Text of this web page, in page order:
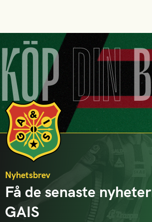
KÖPDIN
Nyhetsbrev
Få de senaste
GAIS